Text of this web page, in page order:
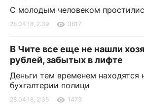
С молодым человеком
28.04.18, 2:39 3817
В Чите все еще не нашли
рублей, забытых в лифте
Деньги тем временем находятся
бухгалтерии полици
28.04.18, 2:35 1473